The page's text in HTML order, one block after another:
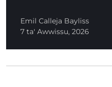
Emil Calleja Bayliss
7 ta' Awwissu, 2026